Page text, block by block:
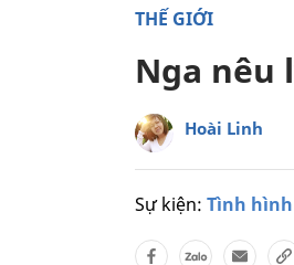
THẾ GIỚI
Nga nêu
Hoài Linh
Sự kiện: Tình